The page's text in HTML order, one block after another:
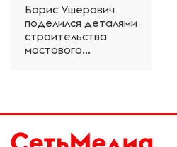
Борис Ушерович
поделился деталями
строительства
мостового